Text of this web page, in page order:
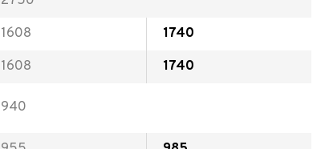
1608
1740
1608 1740
940